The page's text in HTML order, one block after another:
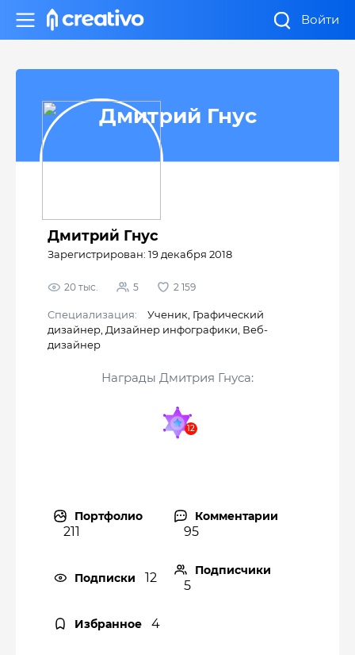
Войти
Дмитрий Гнус
Дмитрий Гнус
Зарегистрирован: 19 декабря 2018
20 тыс. 5 2 159
Cпециализация: Ученик, Графический
дизайнер, Дизайнер инфографики, Веб-
дизайнер
Награды Дмитрия Гнуса:
Портфолио
211
Комментарии
95
Подписки 12 Подписчики
5
Избранное 4